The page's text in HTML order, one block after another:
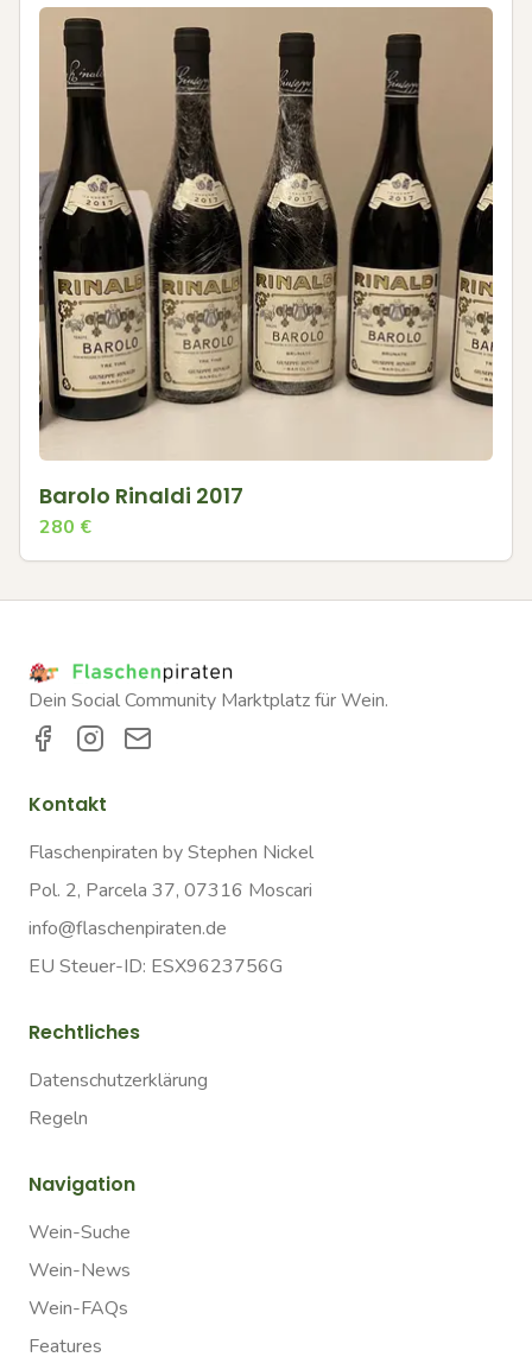
Barolo Rinaldi 2017
280 €
Dein Social Community Marktplatz für Wein.
Kontakt
Flaschenpiraten by Stephen Nickel
Pol. 2, Parcela 37, 07316 Moscari
info@flaschenpiraten.de
EU Steuer-ID: ESX9623756G
Rechtliches
Datenschutzerklärung
Regeln
Navigation
Wein-Suche
Wein-News
Wein-FAQs
Features